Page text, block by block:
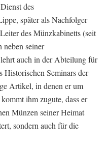
des
später als Nachfolger
des Münzkabinetts (seit
neben seiner
auch in der Abteilung für
Historischen Seminars der
Artikel, in denen er um
ihm zugute, dass er
Münzen seiner Heimat
sondern auch für die